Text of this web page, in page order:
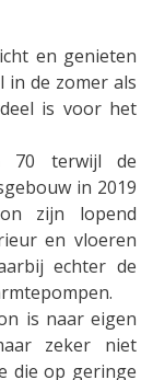
en genieten
in de zomer als
is voor het
70 terwijl de
in 2019
zijn lopend
en vloeren
echter de
is naar eigen
zeker niet
die op geringe